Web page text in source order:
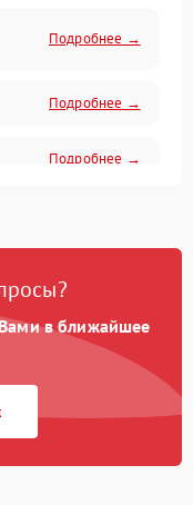
Подробнее →
Подробнее →
Подробнее →
Подробнее →
Подробнее →
в ближайшее